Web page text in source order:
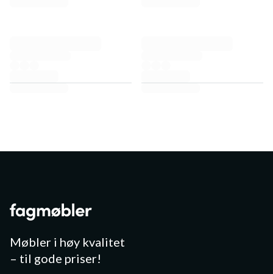
Møbler i høy kvalitet
– til gode priser!